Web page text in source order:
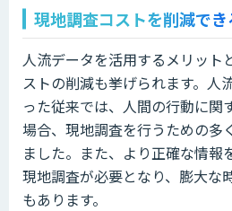
現地調査コストを削減でき
人流データを活用するメリット
ストの削減も挙げられます。人
った従来では、人間の行動に関
場合、現地調査を行うための多
ました。また、より正確な情報
現地調査が必要となり、膨大な
もあります。